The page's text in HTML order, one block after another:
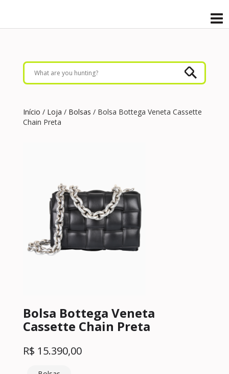
Início / Loja / Bolsas / Bolsa Bottega Veneta Cassette
Chain Preta
Bolsa Bottega Veneta
Cassette Chain Preta
R$ 15.390,00